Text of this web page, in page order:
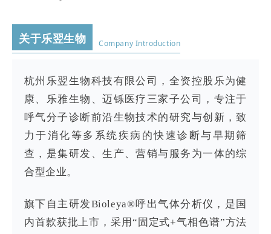
关于乐翌生物 Company Introduction
杭州乐翌生物科技有限公司，全资控股乐为健
康、乐雅生物、迈铄医疗三家子公司，专注于
呼气分子诊断前沿生物技术的研究与创新，致
力于消化等多系统疾病的快速诊断与早期筛
查，是集研发、生产、营销与服务为一体的综
合型企业。
旗下自主研发Bioleya®呼出气体分析仪，是国
内首款获批上市，采用“固定式+气相色谱”方法